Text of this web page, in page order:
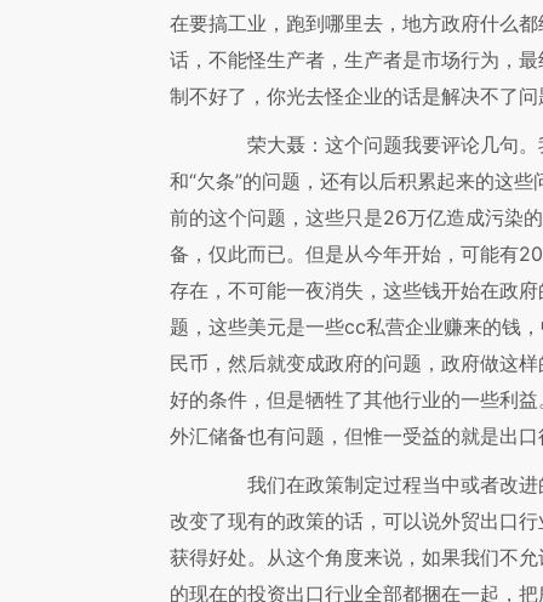
在要搞工业，跑到哪里去，地方政府什么
话，不能怪生产者，生产者是市场行为，
制不好了，你光去怪企业的话是解决不了
荣大聂：这个问题我要评论几句。
和“欠条”的问题，还有以后积累起来的这
前的这个问题，这些只是26万亿造成污染
备，仅此而已。但是从今年开始，可能有
存在，不可能一夜消失，这些钱开始在政
题，这些美元是一些cc私营企业赚来的钱
民币，然后就变成政府的问题，政府做这
好的条件，但是牺牲了其他行业的一些利
外汇储备也有问题，但惟一受益的就是出
我们在政策制定过程当中或者改进
改变了现有的政策的话，可以说外贸出口
获得好处。从这个角度来说，如果我们不
的现在的投资出口行业全部都捆在一起，